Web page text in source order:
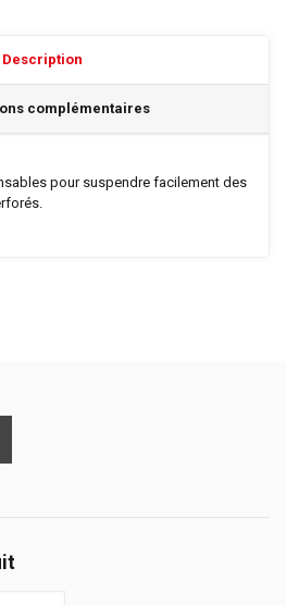
Description
complémentaires
pour suspendre facilement des